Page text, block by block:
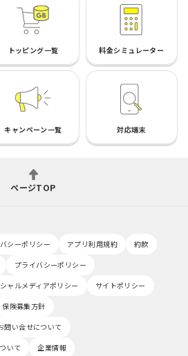
トッピング一覧 料金シミュレーター
キャンペーン一覧 対応端末
ページTOP
シーポリシー アプリ利用規約
約款
プライバシーポリシー
ャルメディアポリシー
サイトポリシー
保険募集方針
問い合せについて
いて
企業情報